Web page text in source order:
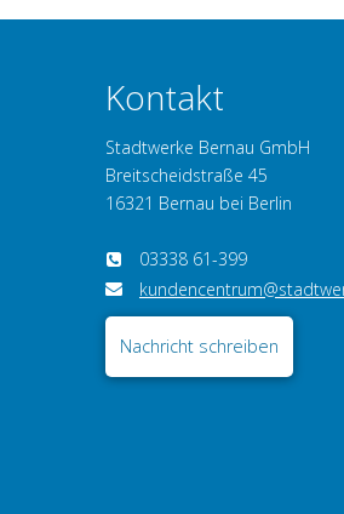
Kontakt
Stadtwerke Bernau GmbH
Breitscheidstraße 45
16321 Bernau bei Berlin
03338 61-399
Nachricht schreiben